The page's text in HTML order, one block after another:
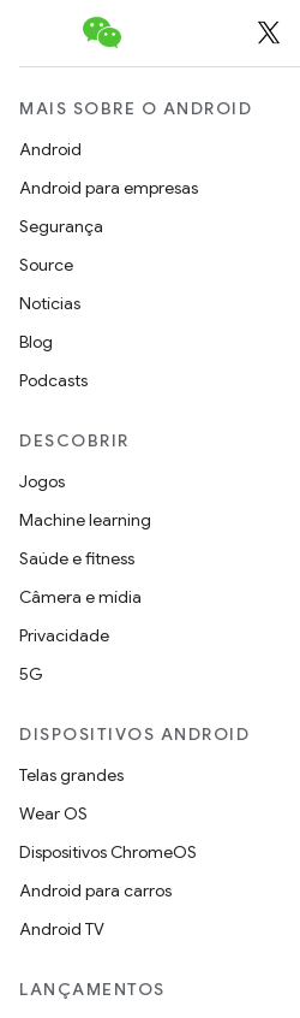
MAIS SOBRE O ANDROID
Android
Android para empresas
Segurança
Source
Notícias
Blog
Podcasts
DESCOBRIR
Jogos
Machine learning
Saúde e fitness
Câmera e mídia
Privacidade
5G
DISPOSITIVOS ANDROID
Telas grandes
Wear OS
Dispositivos ChromeOS
Android para carros
Android TV
LANÇAMENTOS